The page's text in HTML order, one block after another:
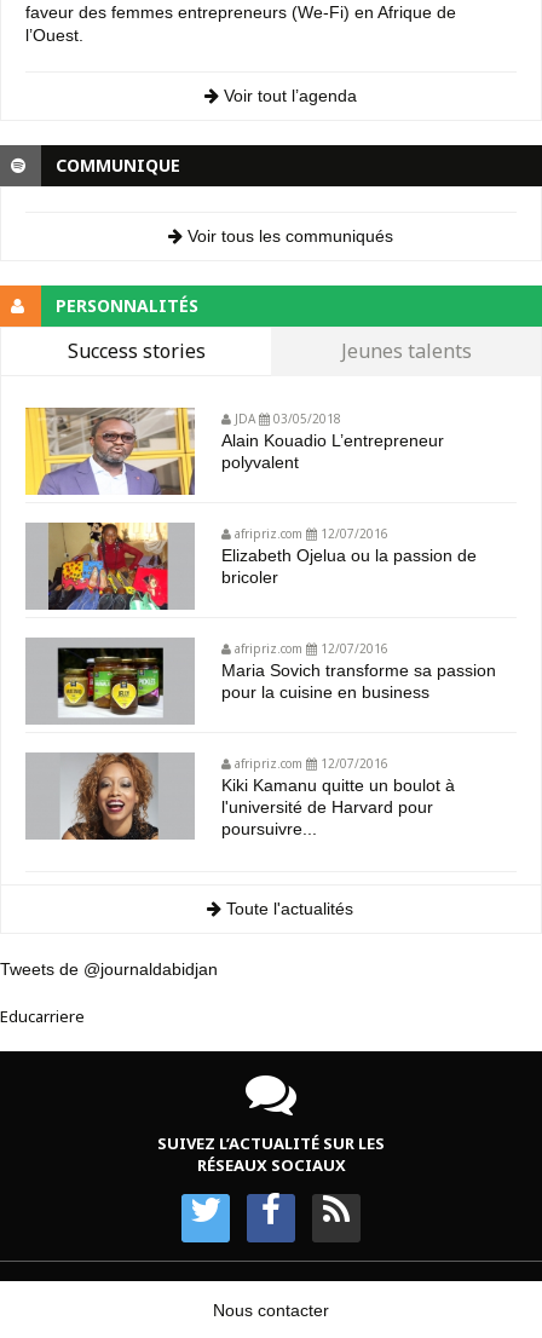
faveur des femmes entrepreneurs (We-Fi) en Afrique de
l’Ouest.
Voir tout l’agenda
COMMUNIQUE
Voir tous les communiqués
PERSONNALITÉS
Success stories Jeunes talents
JDA 03/05/2018
Alain Kouadio L’entrepreneur
polyvalent
afripriz.com 12/07/2016
Elizabeth Ojelua ou la passion de
bricoler
afripriz.com 12/07/2016
Maria Sovich transforme sa passion
pour la cuisine en business
afripriz.com 12/07/2016
Kiki Kamanu quitte un boulot à
l'université de Harvard pour
poursuivre...
Toute l'actualités
Tweets de @journaldabidjan
Educarriere
SUIVEZ L’ACTUALITÉ SUR LES
RÉSEAUX SOCIAUX
Nous contacter